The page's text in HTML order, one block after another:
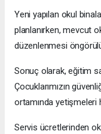
Yeni yapılan okul
planlanırken, mevcut
düzenlenmesi
Sonuç olarak, eğitim
Çocuklarımızın
ortamında yetişmeleri
Servis ücretlerinden